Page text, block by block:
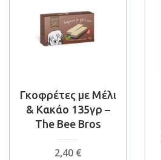
Γκοφρέτες με Μέλι
& Κακάο 135γρ –
The Bee Bros
2,40 €